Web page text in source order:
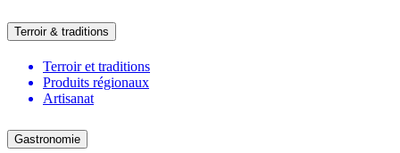
Terroir & traditions
Terroir et traditions
Produits régionaux
Artisanat
Gastronomie